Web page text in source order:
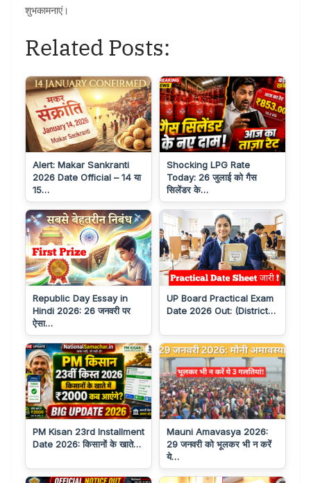
शुभकामनाएं।
Related Posts:
Alert: Makar Sankranti
2026 Date Official – 14 या
15…
Shocking LPG Rate
Today: 26 जुलाई को गैस
सिलेंडर के…
Republic Day Essay in
Hindi 2026: 26 जनवरी पर
ऐसा…
UP Board Practical Exam
Date 2026 Out: (District…
PM Kisan 23rd Installment
Date 2026: किसानों के खाते…
Mauni Amavasya 2026:
29 जनवरी को भूलकर भी न करें
ये…